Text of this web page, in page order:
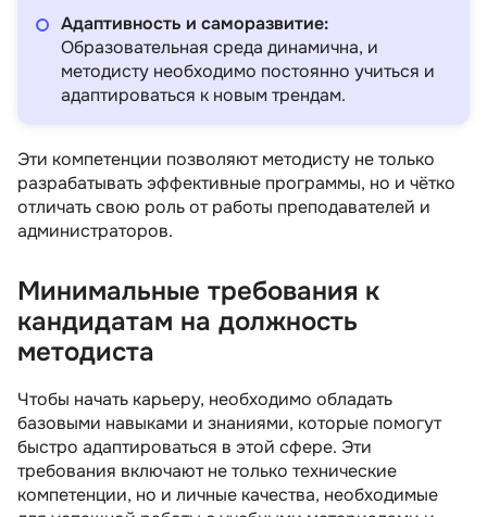
Адаптивность и саморазвитие:
Образовательная среда динамична, и
методисту необходимо постоянно учиться и
адаптироваться к новым трендам.
Эти компетенции позволяют методисту не только
разрабатывать эффективные программы, но и чётко
отличать свою роль от работы преподавателей и
администраторов.
Минимальные требования к
кандидатам на должность
методиста
Чтобы начать карьеру, необходимо обладать
базовыми навыками и знаниями, которые помогут
быстро адаптироваться в этой сфере. Эти
требования включают не только технические
компетенции, но и личные качества, необходимые